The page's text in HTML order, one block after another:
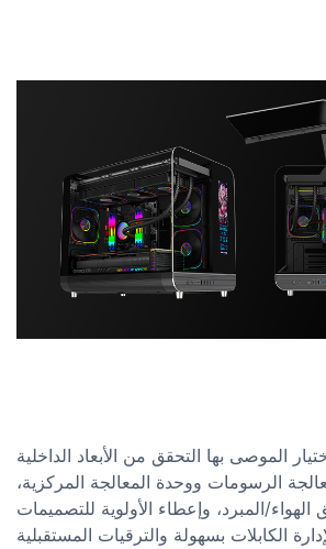
الموصى بها التحقق من الأبعاد الداخلية
الرسومات ووحدة المعالجة المركزية،
المبرد، وإعطاء الأولوية للتصميمات